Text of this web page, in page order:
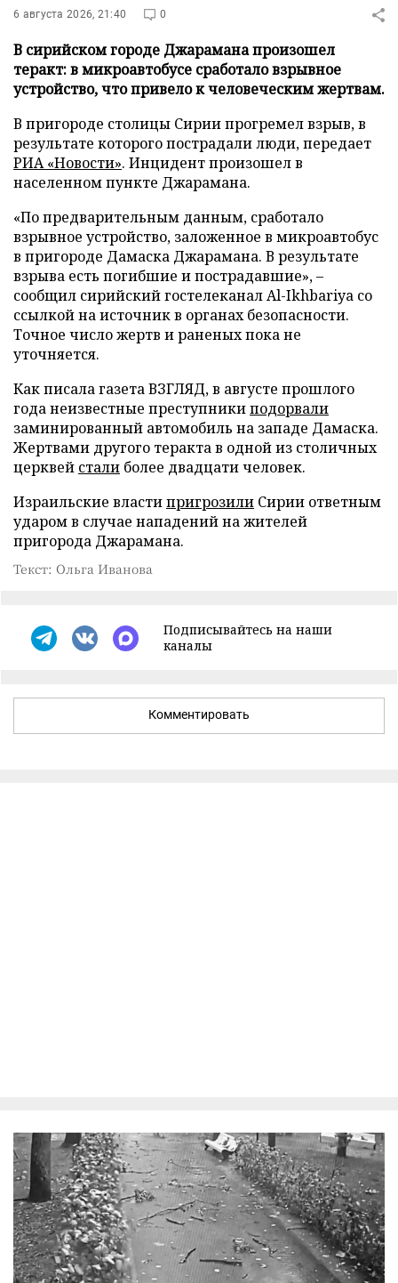
6 августа 2026, 21:40 0
В сирийском городе Джарамана произошел
теракт: в микроавтобусе сработало взрывное
устройство, что привело к человеческим жертвам.
В пригороде столицы Сирии прогремел взрыв, в
результате которого пострадали люди, передает
РИА «Новости». Инцидент произошел в
населенном пункте Джарамана.
«По предварительным данным, сработало
взрывное устройство, заложенное в микроавтобус
в пригороде Дамаска Джарамана. В результате
взрыва есть погибшие и пострадавшие», –
сообщил сирийский гостелеканал Al-Ikhbariya со
ссылкой на источник в органах безопасности.
Точное число жертв и раненых пока не
уточняется.
Как писала газета ВЗГЛЯД, в августе прошлого
года неизвестные преступникиподорвали
заминированный автомобиль на западе Дамаска.
Жертвами другого теракта в одной из столичных
церквей стали более двадцати человек.
Израильские властипригрозили Сирии ответным
ударом в случае нападений на жителей
пригорода Джарамана.
Текст: Ольга Иванова
Подписывайтесь на наши
каналы
Комментировать